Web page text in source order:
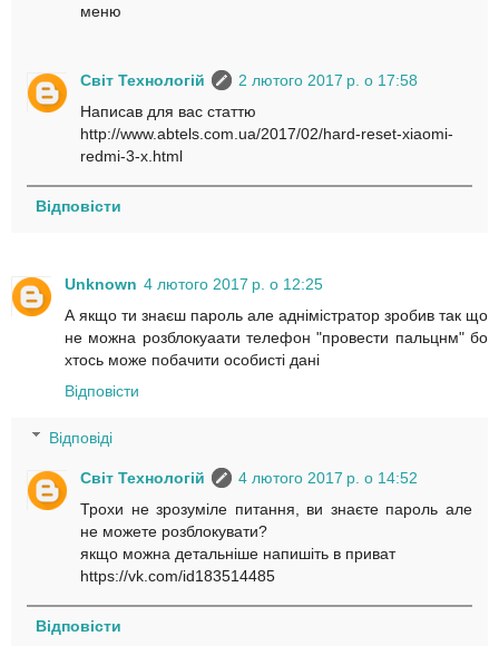
меню
Світ Технологій
2 лютого 2017 р. о 17:58
Написав для вас статтю
http://www.abtels.com.ua/2017/02/hard-reset-xiaomi-
redmi-3-x.html
Відповісти
Unknown 4 лютого 2017 р. о 12:25
А якщо ти знаєш пароль але аднімістратор зробив так що
не можна розблокуаати телефон "провести пальцнм" бо
хтось може побачити особисті дані
Відповісти
Відповіді
Світ Технологій
4 лютого 2017 р. о 14:52
Трохи не зрозуміле питання, ви знаєте пароль але
не можете розблокувати?
якщо можна детальніше напишіть в приват
https://vk.com/id183514485
Відповісти